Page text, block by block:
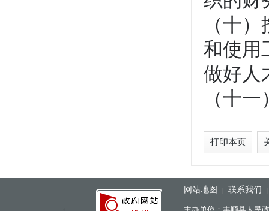
（十
和使用
做好人
（十
打印本页
网站地图 联系我们